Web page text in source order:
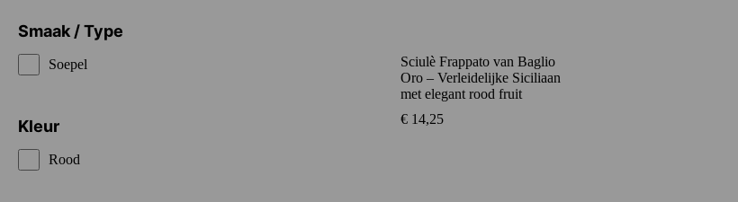
Sciulè Frappato van Baglio
Oro – Verleidelijke Siciliaan
met elegant rood fruit
€14,25
Smaak / Type
Soepel
Kleur
Rood